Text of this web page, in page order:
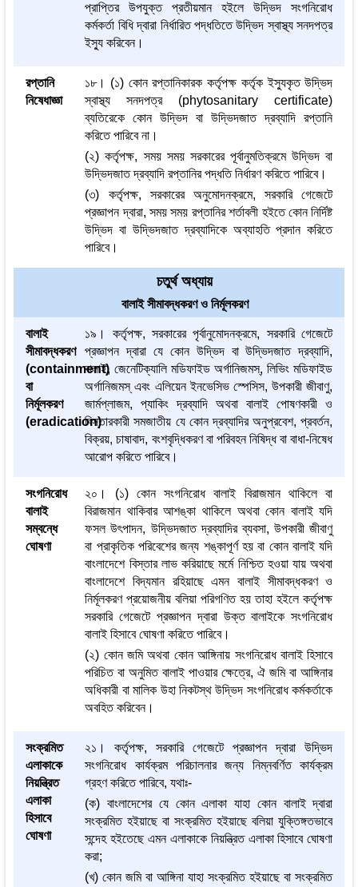
প্রাপ্তির উপযুক্ত প্রতীয়মান হইলে উদ্ভিদ সংগনিরোধ
কর্মকর্তা বিধি দ্বারা নির্ধারিত পদ্ধতিতে উদ্ভিদ স্বাস্থ্য সনদপত্র
ইস্যু করিবেন।
রপ্তানি
নিষেধাজ্ঞা
১৮। (১) কোন রপ্তানিকারক কর্তৃপক্ষ কর্তৃক ইস্যুকৃত উদ্ভিদ
স্বাস্থ্য সনদপত্র (phytosanitary certificate)
ব্যতিরেকে কোন উদ্ভিদ বা উদ্ভিদজাত দ্রব্যাদি রপ্তানি
করিতে পারিবে না।
(২) কর্তৃপক্ষ, সময় সময় সরকারের পূর্বানুমতিক্রমে উদ্ভিদ বা
উদ্ভিদজাত দ্রব্যাদি রপ্তানির পদ্ধতি নির্ধারণ করিতে পারিবে।
(৩) কর্তৃপক্ষ, সরকারের অনুমোদনক্রমে, সরকারি গেজেটে
প্রজ্ঞাপন দ্বারা, সময় সময় রপ্তানির শর্তাবলী হইতে কোন নির্দিষ্ট
উদ্ভিদ বা উদ্ভিদজাত দ্রব্যাদিকে অব্যাহতি প্রদান করিতে
পারিবে।
চতুর্থ অধ্যায়
বালাই সীমাবদ্ধকরণ ও নির্মূলকরণ
বালাই
সীমাবদ্ধকরণ
(containment)
বা
নির্মূলকরণ
(eradication)
১৯। কর্তৃপক্ষ, সরকারের পৃর্বানুমোদনক্রমে, সরকারি গেজেটে
প্রজ্ঞাপন দ্বারা যে কোন উদ্ভিদ বা উদ্ভিদজাত দ্রব্যাদি,
বালাই, জেনেটিক্যালি মডিফাইড অর্গানিজমস্, লিভিং মডিফাইড
অর্গানিজমস্ এবং এলিয়েন ইনভেসিভ স্পেসিস, উপকারী জীবাণু,
জার্মপ্লাজম, প্যাকিং দ্রব্যাদি অথবা বালাই পোষণকারী ও
বিস্তারকারী সমজাতীয় যে কোন দ্রব্যাদির অনুপ্রবেশ, প্রবর্তন,
বিক্রয়, চাষাবাদ, বংশবৃদ্ধিকরণ বা পরিবহন নিষিদ্ধ বা বাধা-নিষেধ
আরোপ করিতে পারিবে।
সংগনিরোধ
বালাই
সম্বন্ধে
ঘোষণা
২০। (১) কোন সংগনিরোধ বালাই বিরাজমান থাকিলে বা
বিরাজমান থাকিবার আশঙ্কা থাকিলে অথবা কোন বালাই যদি
ফসল উৎপাদন, উদ্ভিদজাত দ্রব্যাদির ব্যবসা, উপকারী জীবাণু
বা প্রাকৃতিক পরিবেশের জন্য শঙ্কাপূর্ণ হয় বা কোন বালাই যদি
বাংলাদেশে বিস্তার লাভ করিয়াছে মর্মে নিশ্চিত হওয়া যায় অথবা
বাংলাদেশে বিদ্যমান রহিয়াছে এমন বালাই সীমাবদ্ধকরণ ও
নির্মূলকরণ প্রয়োজনীয় বলিয়া পরিগণিত হয় তাহা হইলে কর্তৃপক্ষ
সরকারি গেজেটে প্রজ্ঞাপন দ্বারা উক্ত বালাইকে সংগনিরোধ
বালাই হিসাবে ঘোষণা করিতে পারিবে।
(২) কোন জমি অথবা কোন আঙ্গিনায় সংগনিরোধ বালাই হিসাবে
পরিচিত বা অনুমিত বালাই পাওয়ার ক্ষেত্রে, ঐ জমি বা আঙ্গিনার
অধিকারী বা মালিক উহা নিকটস্থ উদ্ভিদ সংগনিরোধ কর্মকর্তাকে
অবহিত করিবেন।
সংক্রমিত
এলাকাকে
নিয়ন্ত্রিত
এলাকা
হিসাবে
ঘোষণা
২১। কর্তৃপক্ষ, সরকারি গেজেটে প্রজ্ঞাপন দ্বারা উদ্ভিদ
সংগনিরোধ কার্যক্রম পরিচালনার জন্য নিম্নবর্ণিত কার্যক্রম
গ্রহণ করিতে পারিবে, যথাঃ-
(ক) বাংলাদেশের যে কোন এলাকা যাহা কোন বালাই দ্বারা
সংক্রমিত হইয়াছে বা সংক্রমিত হইয়াছে বলিয়া যুক্তিঙ্গতভাবে
সন্দেহ হইতেছে এমন এলাকাকে নিয়ন্ত্রিত এলাকা হিসাবে ঘোষণা
করা;
(খ) কোন জমি বা আঙ্গিনা যাহা সংক্রমিত হইয়াছে বা সংক্রমিত